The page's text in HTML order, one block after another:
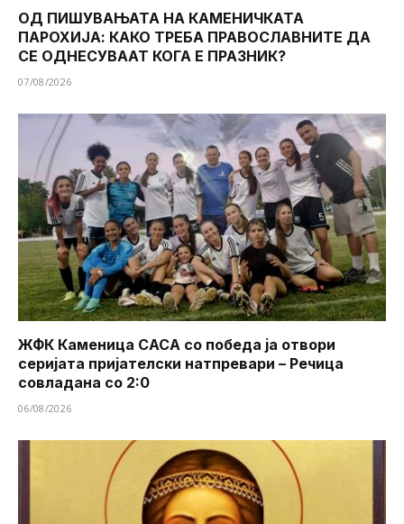
ОД ПИШУВАЊАТА НА КАМЕНИЧКАТА
ПАРОХИЈА: КАКО ТРЕБА ПРАВОСЛАВНИТЕ ДА
СЕ ОДНЕСУВААТ КОГА Е ПРАЗНИК?
07/08/2026
ЖФК Каменица САСА со победа ја отвори
серијата пријателски натпревари – Речица
совладана со 2:0
06/08/2026